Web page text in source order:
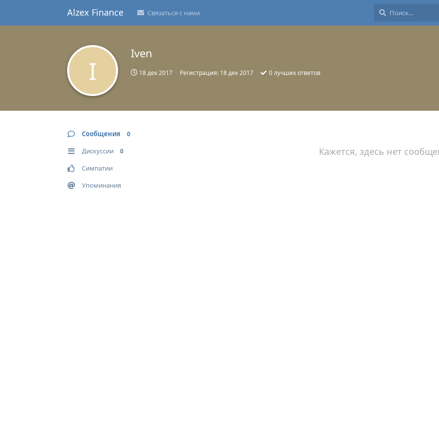
Alzex Finance Связаться с нами
I
Iven
18 дек 2017 Регистрация: 18 дек 2017 0лучших ответов
Сообщения 0
Дискуссии 0
Симпатии
Упоминания
Кажется, здесь нет